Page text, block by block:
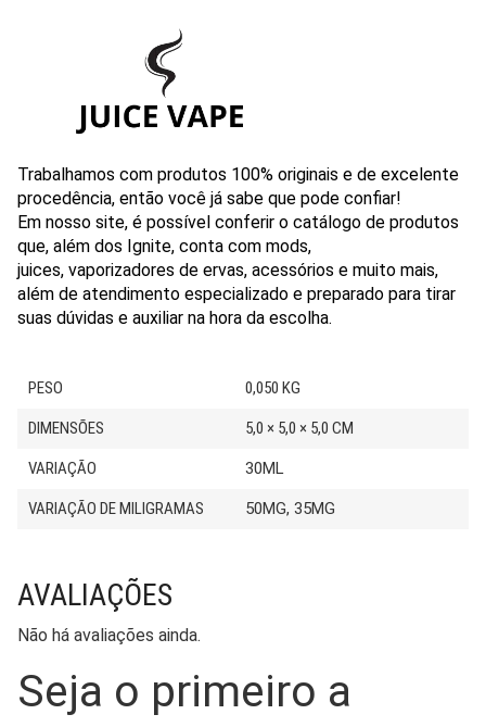
Trabalhamos com produtos 100% originais e de excelente
procedência, então você já sabe que pode confiar!
Em nosso site, é possível conferir o catálogo de produtos
que, além dos Ignite, conta com mods,
juices, vaporizadores de ervas, acessórios e muito mais,
além de atendimento especializado e preparado para tirar
suas dúvidas e auxiliar na hora da escolha.
PESO 0,050 KG
DIMENSÕES 5,0 × 5,0 × 5,0 CM
VARIAÇÃO 30ML
VARIAÇÃO DE MILIGRAMAS 50MG, 35MG
AVALIAÇÕES
Não há avaliações ainda.
Seja o primeiro a